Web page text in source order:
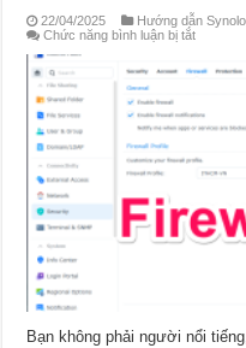
22/04/2025 Hướng dẫn
Chức năng bình luận bị tắtở
cài
lửa
cho
/
–
Bảo
vệ
Bạn không phải người nổi